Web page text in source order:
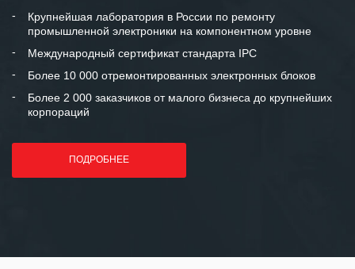
и доверительные партнерские
отношения и искренне желаем
«Инженерной компании «555» долгих
лет успеха и процветания.
Крупнейшая лаборатория в России по ремонту
промышленной электроники на компонентном уровне
Международный сертификат стандарта IPC
Более 10 000 отремонтированных электронных блоков
Более 2 000 заказчиков от малого бизнеса до крупнейших
корпораций
ПОДРОБНЕЕ